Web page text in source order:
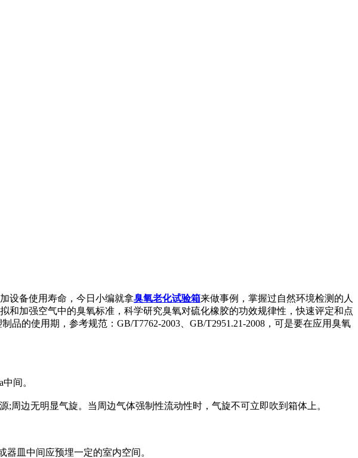
设备使用寿命，今日小编就拿臭氧老化试验箱来做事例，掌握过自然环境检测的人
加强空气中的臭氧标准，科学研究臭氧对硫化橡胶的功效规律性，快速评定和点
的使用期，参考规范：GB/T7762-2003、GB/T2951.21-2008，可是要在应用臭氧
间。
边无明显气旋。当周边气体强制性流动性时，气旋不可立即吹到箱体上。
皿中间应预埋一定的室内空间。